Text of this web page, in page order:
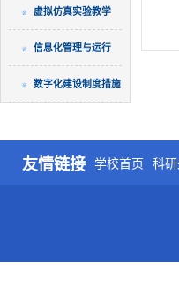
虚拟仿真实验教学
信息化管理与运行
数字化建设制度措施
友情链接 学校首页 科研